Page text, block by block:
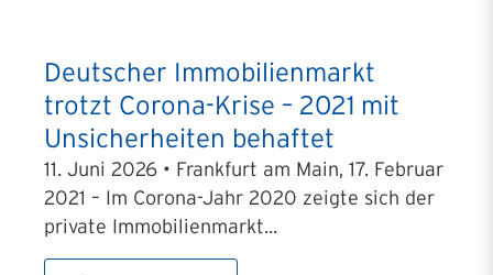
Deutscher Immobilienmarkt
trotzt Corona-Krise – 2021 mit
Unsicherheiten behaftet
11. Juni 2026 • Frankfurt am Main, 17. Februar
2021 – Im Corona-Jahr 2020 zeigte sich der
private Immobilienmarkt...